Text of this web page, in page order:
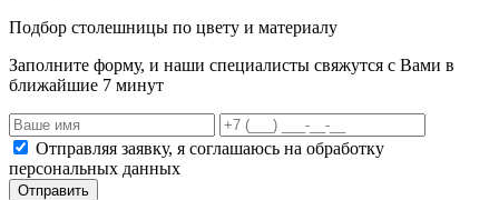
Подбор столешницы по цвету и материалу
Заполните форму, и наши специалисты свяжутся с Вами в
ближайшие 7 минут
Отправляя заявку, я соглашаюсь на обработку
персональных данных
Отправить